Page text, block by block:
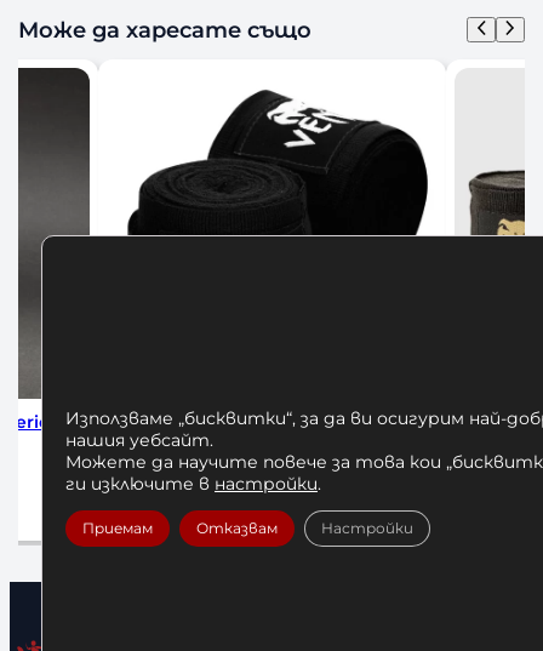
Може да харесате също
Black
Бинтове за Бокс Venum 4м
12,00€/ 23,47 лв.
Добавяне в количката
Бинтове
Използваме „бисквитки“, за да ви осигурим най-
нашия уебсайт.
Можете да научите повече за това кои
ги изключите в настройки.
Приемам Отказвам Настройки